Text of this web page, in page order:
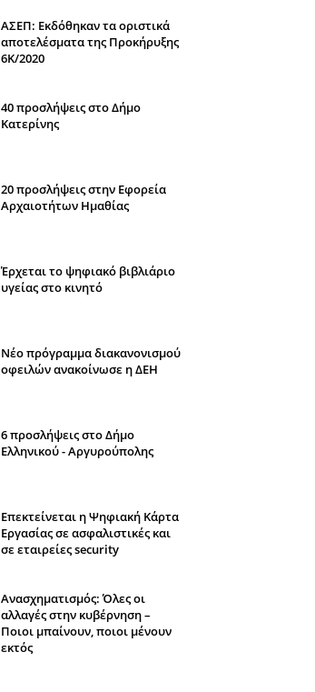
ΑΣΕΠ: Εκδόθηκαν τα οριστικά
αποτελέσματα της Προκήρυξης
6Κ/2020
40 προσλήψεις στο Δήμο
Κατερίνης
20 προσλήψεις στην Εφορεία
Αρχαιοτήτων Ημαθίας
Έρχεται το ψηφιακό βιβλιάριο
υγείας στο κινητό
Νέο πρόγραμμα διακανονισμού
οφειλών ανακοίνωσε η ΔΕΗ
6 προσλήψεις στο Δήμο
Ελληνικού - Αργυρούπολης
Επεκτείνεται η Ψηφιακή Κάρτα
Εργασίας σε ασφαλιστικές και
σε εταιρείες security
Ανασχηματισμός: Όλες οι
αλλαγές στην κυβέρνηση –
Ποιοι μπαίνουν, ποιοι μένουν
εκτός